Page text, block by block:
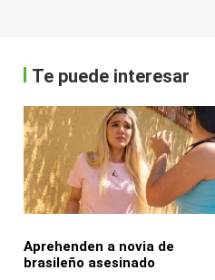
Te puede interesar
Aprehenden a novia de
brasileño asesinado